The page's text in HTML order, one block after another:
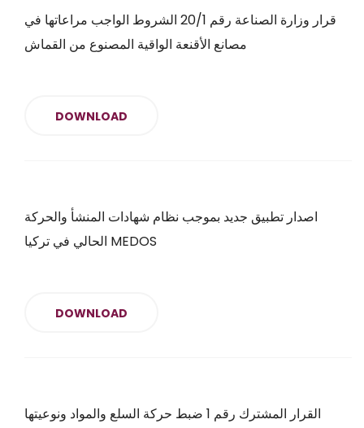
قرار وزارة الصناعة رقم 20/1 الشروط الواجب مراعاتها في
مصانع الأقنعة الواقية المصنوع من القماش
DOWNLOAD
اصدار تطبيق جديد بموجب نظام شهادات المنشأ والحركة
الحالي في تركيا MEDOS
DOWNLOAD
القرار المشترك رقم 1 ضبط حركة السلع والمواد ونوعيتها